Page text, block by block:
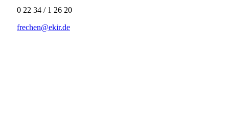
‍0 22 34 / ‍1 26 20
frechen@ekir.de